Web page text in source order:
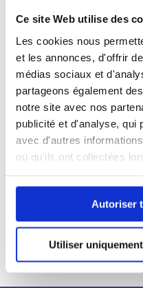
Ce site Web utilise des
Les cookies nous
et les annonces, d'offrir
médias sociaux et
partageons également
notre site avec nos
publicité et d'analyse, qui
avec d'autres
ou qu'ils ont collectées
continuez à utiliser notre
Autoriser
Utiliser
Qualifications et
Profil recherché :
Expérience :
de